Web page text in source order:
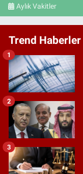
Aylık Vakitler
Trend Haberler
1
2
3